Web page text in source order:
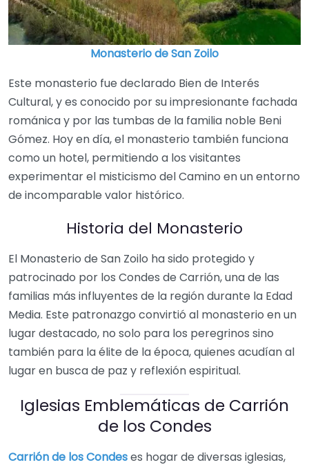
Monasterio de San Zoilo
Este monasterio fue declarado Bien de Interés
Cultural, y es conocido por su impresionante fachada
románica y por las tumbas de la familia noble Beni
Gómez. Hoy en día, el monasterio también funciona
como un hotel, permitiendo a los visitantes
experimentar el misticismo del Camino en un entorno
de incomparable valor histórico.
Historia del Monasterio
El Monasterio de San Zoilo ha sido protegido y
patrocinado por los Condes de Carrión, una de las
familias más influyentes de la región durante la Edad
Media. Este patronazgo convirtió al monasterio en un
lugar destacado, no solo para los peregrinos sino
también para la élite de la época, quienes acudían al
lugar en busca de paz y reflexión espiritual.
Iglesias Emblemáticas de Carrión
de los Condes
Carrión de los Condeses hogar de diversas iglesias,